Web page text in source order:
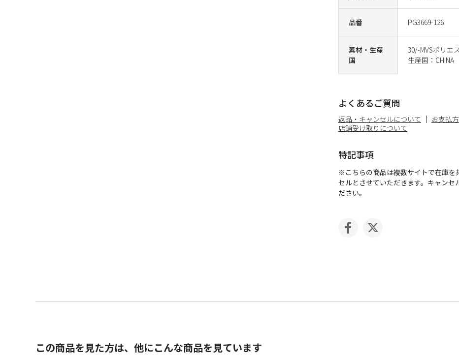
品番 PG3669-126
素材・生産
国
30/-MVSポリエ
生産国：CHINA
よくあるご質問
返品・キャンセルについて お支払
店舗受け取りについて
特記事項
※こちらの商品は複数サイトで在庫を
セルとさせていただきます。キャンセ
ださい。
この商品を見た方は、他にこんな商品を見ています